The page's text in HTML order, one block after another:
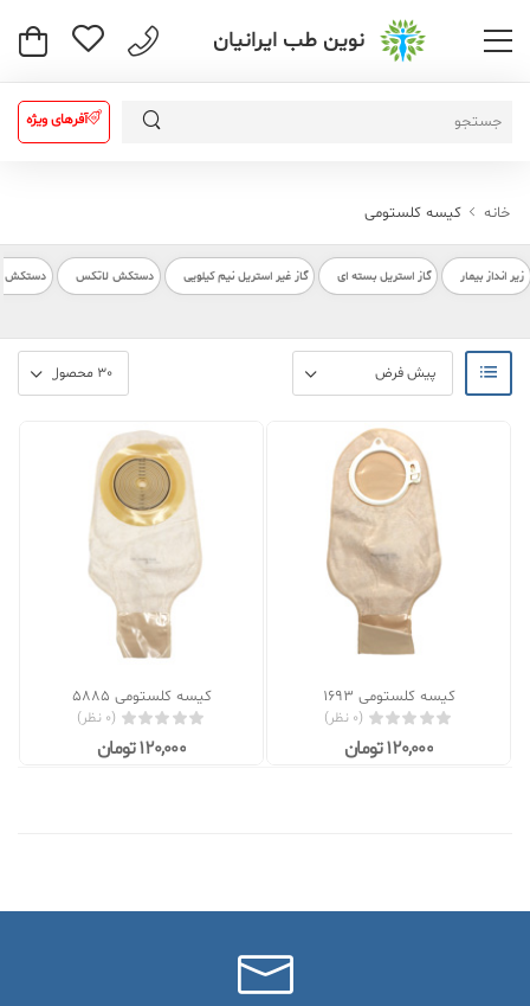
نوین طب ایرانیان
آفرهای ویژه
خانه کیسه کلستومی
زیر انداز بیمار گاز استریل بسته ای گاز غیر استریل نیم کیلویی دستکش لاتکس دستکش
کیسه کلستومی 1693
(0 نظر)
120,000 تومان
کیسه کلستومی 5885
(0 نظر)
120,000 تومان